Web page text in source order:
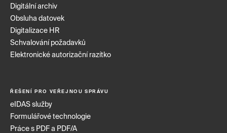
Digitální archiv
Obsluha datovek
Digitalizace HR
Schvalování požadavků
Elektronické autorizační razítko
ŘEŠENÍ PRO VEŘEJNOU SPRÁVU
eIDAS služby
Formulářové technologie
Práce s PDF a PDF/A